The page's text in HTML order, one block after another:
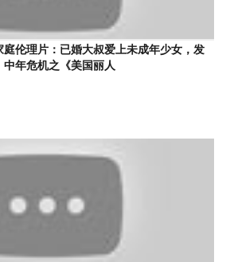
庭伦理片：已婚大叔爱上未成年少女，发
年危机之《美国丽人